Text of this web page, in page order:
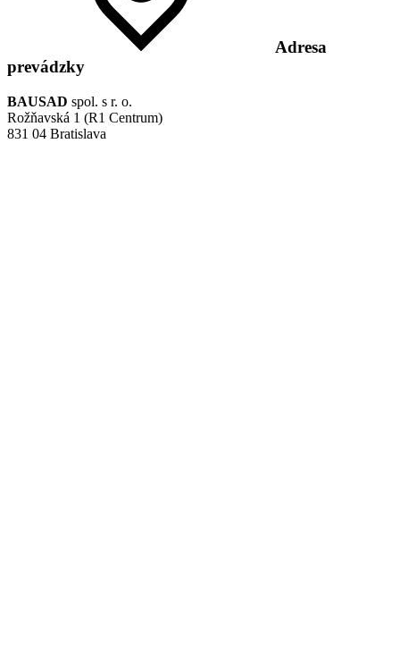
Adresa
prevádzky
BAUSAD spol. s r. o.
Rožňavská 1 (R1 Centrum)
831 04 Bratislava